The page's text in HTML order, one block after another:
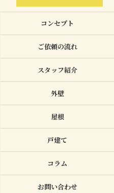
コンセプト
ご依頼の流れ
スタッフ紹介
外壁
屋根
戸建て
コラム
お問い合わせ